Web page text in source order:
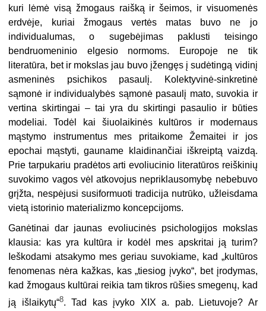
kuri lėmė visą žmogaus raišką ir šeimos, ir visuomenės
erdvėje, kuriai žmogaus vertės matas buvo ne jo
individualumas, o sugebėjimas paklusti teisingo
bendruomeninio elgesio normoms. Europoje ne tik
literatūra, bet ir mokslas jau buvo įžengęs į sudėtingą vidinį
asmeninės psichikos pasaulį. Kolektyvinė-sinkretinė
sąmonė ir individualybės sąmonė pasaulį mato, suvokia ir
vertina skirtingai – tai yra du skirtingi pasaulio ir būties
modeliai. Todėl kai šiuolaikinės kultūros ir modernaus
mąstymo instrumentus mes pritaikome Žemaitei ir jos
epochai mąstyti, gauname klaidinančiai iškreiptą vaizdą.
Prie tarpukariu pradėtos arti evoliucinio literatūros reiškinių
suvokimo vagos vėl atkovojus nepriklausomybę nebebuvo
grįžta, nespėjusi susiformuoti tradicija nutrūko, užleisdama
vietą istorinio materializmo koncepcijoms.
Ganėtinai dar jaunas evoliucinės psichologijos mokslas
klausia: kas yra kultūra ir kodėl mes apskritai ją turim?
Ieškodami atsakymo mes geriau suvokiame, kad „kultūros
fenomenas nėra kažkas, kas „tiesiog įvyko“, bet įrodymas,
kad žmogaus kultūrai reikia tam tikros rūšies smegenų, kad
ją išlaikytų“8. Tad kas įvyko XIX a. pab. Lietuvoje? Ar